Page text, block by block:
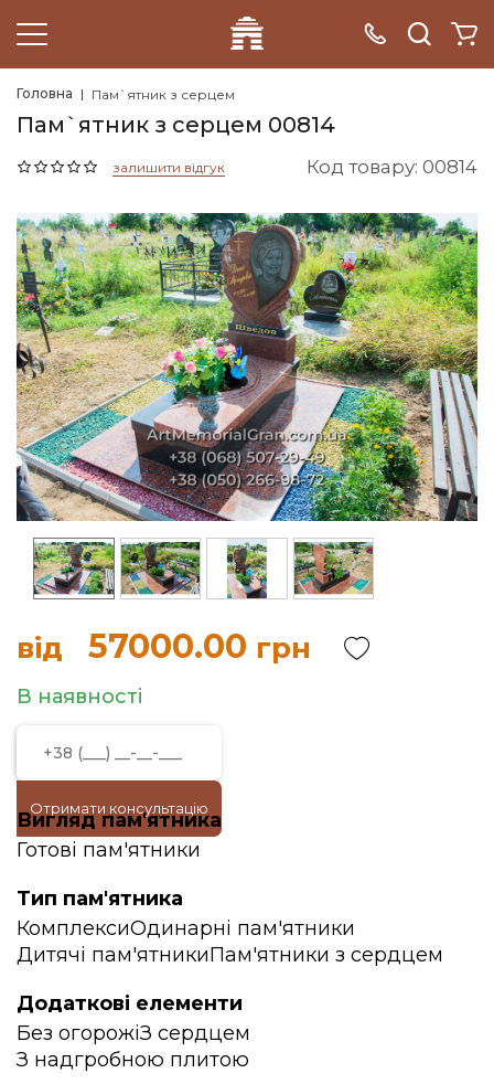
Головна Пам`ятник з серцем
Пам`ятник з серцем 00814
залишити відгук Код товару: 00814
від 57000.00 грн
В наявності
Отримати консультацію
Вигляд пам'ятника
Готові пам'ятники
Тип пам'ятника
КомплексиОдинарні пам'ятники
Дитячі пам'ятникиПам'ятники з сердцем
Додаткові елементи
Без огорожіЗ сердцем
З надгробною плитою